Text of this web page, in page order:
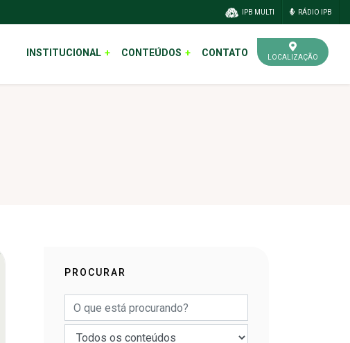
IPB MULTI RÁDIO IPB
INSTITUCIONAL CONTEÚDOS CONTATO LOCALIZAÇÃO
PROCURAR